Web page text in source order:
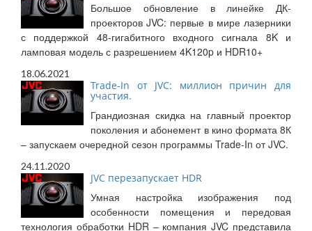
Большое обновление в линейке ДК-
проекторов JVC: первые в мире лазерники
с поддержкой 48-гигабитного входного сигнала 8K и
ламповая модель с разрешением 4K120p и HDR10+
18.06.2021
Trade-In от JVC: миллион причин для
участия.
Грандиозная скидка на главный проектор
поколения и абонемент в кино формата 8К
– запускаем очередной сезон программы Trade-In от JVC.
24.11.2020
JVC перезапускает HDR
Умная настройка изображения под
особенности помещения и передовая
технология обработки HDR – компания JVC представила